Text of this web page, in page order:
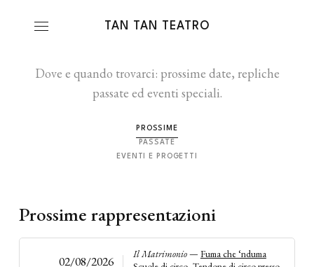
TAN TAN TEATRO
Dove e quando trovarci: prossime date, repliche
passate ed eventi speciali.
PROSSIME
PASSATE
EVENTI E PROGETTI
Prossime rappresentazioni
02/08/2026 Il Matrimonio— Fuma che ‘nduma